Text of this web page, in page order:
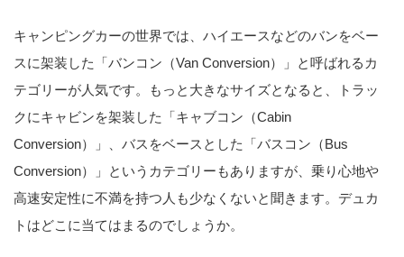
キャンピングカーの世界では、ハイエースなどのバンをベー
スに架装した「バンコン（Van Conversion）」と呼ばれるカ
テゴリーが人気です。もっと大きなサイズとなると、トラッ
クにキャビンを架装した「キャブコン（Cabin
Conversion）」、バスをベースとした「バスコン（Bus
Conversion）」というカテゴリーもありますが、乗り心地や
高速安定性に不満を持つ人も少なくないと聞きます。デュカ
トはどこに当てはまるのでしょうか。